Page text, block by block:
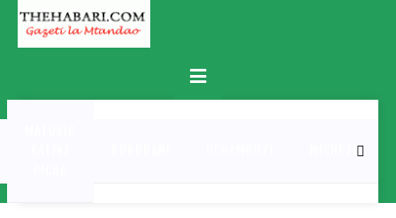
Skip
content
Primary
Menu
MICHEZO